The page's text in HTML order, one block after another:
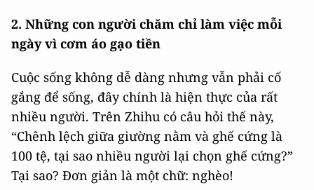
2. Những con người chăm chỉ làm việc mỗi
ngày vì cơm áo gạo tiền
Cuộc sống không dễ dàng nhưng vẫn phải cố
gắng để sống, đây chính là hiện thực của rất
nhiều người. Trên Zhihu có câu hỏi thế này,
“Chênh lệch giữa giường nằm và ghế cứng là
100 tệ, tại sao nhiều người lại chọn ghế cứng?”
Tại sao? Đơn giản là một chữ: nghèo!